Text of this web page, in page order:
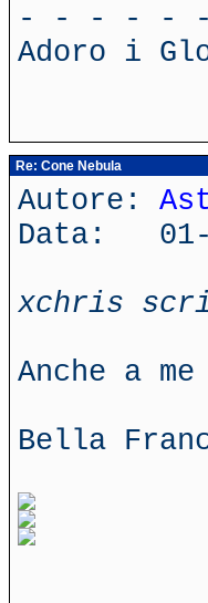
- - - - -
Adoro i
Re: Cone Nebula
Autore:
Data: 01-
xchris
Anche a
Bella